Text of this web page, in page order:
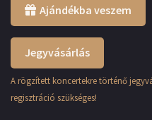
Ajándékba veszem
Jegyvásárlás
A rögzített koncertekre történő
regisztráció szükséges!